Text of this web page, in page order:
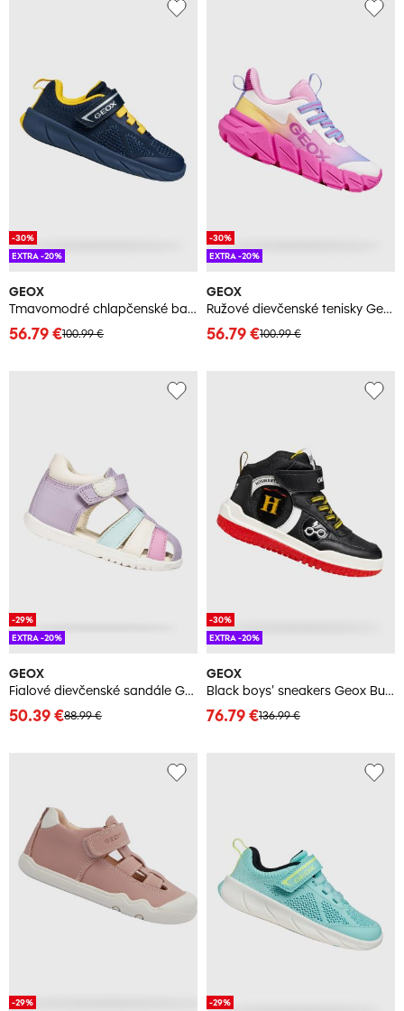
GEOX
Tmavomodré chlapčenské barefoot tenisky Geox
100.99 €
56.79 €
-30%
EXTRA -20%
GEOX
Ružové dievčenské tenisky Geox Flexyper Fast
100.99 €
56.79 €
-30%
EXTRA -20%
GEOX
Fialové dievčenské sandále Geox Macchia
88.99 €
50.39 €
-29%
EXTRA -20%
GEOX
Black boys' sneakers Geox Buzzerlight Harry Potter - Boys
136.99 €
76.79 €
-30%
EXTRA -20%
-29%
-29%